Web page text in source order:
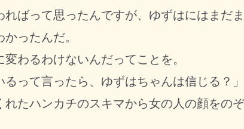
ればって思ったんですが、ゆずはにはま
ったんだ。
わるわけないんだってことを。
るって言ったら、ゆずはちゃんは信じる？」
たハンカチのスキマから女の人の顔をの